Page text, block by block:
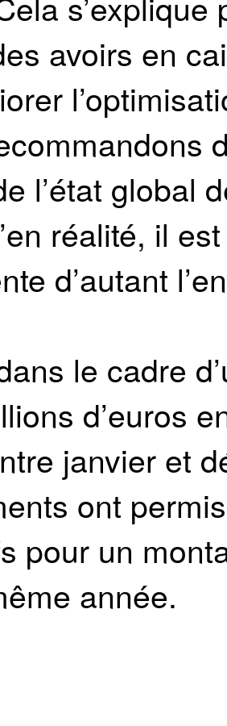
avoirs en
l’état global
réalité, il
d’autant
le cadre
d’euros
janvier et
ont
pour un
année.